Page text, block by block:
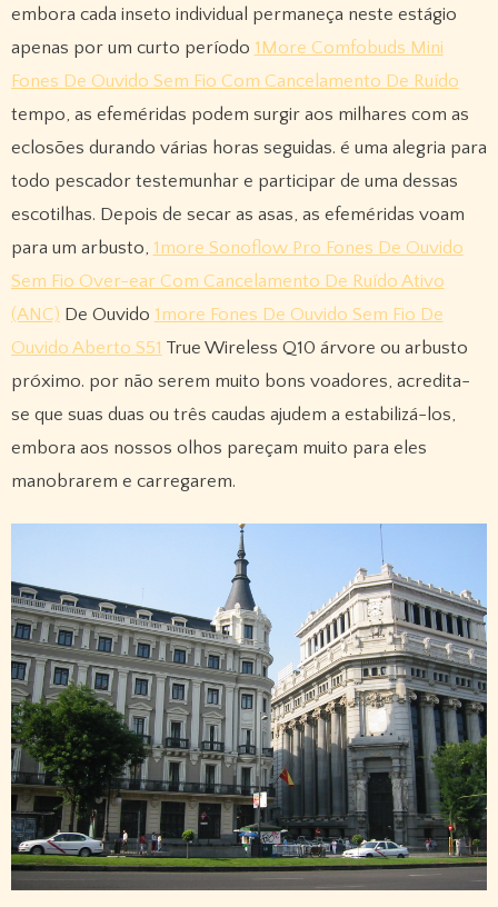
embora cada inseto individual permaneça neste estágio
apenas por um curto período 1More Comfobuds Mini
Fones De Ouvido Sem Fio Com Cancelamento De Ruído
tempo, as efeméridas podem surgir aos milhares com as
eclosões durando várias horas seguidas. é uma alegria para
todo pescador testemunhar e participar de uma dessas
escotilhas. Depois de secar as asas, as efeméridas voam
para um arbusto, 1more Sonoflow Pro Fones De Ouvido
Sem Fio Over-ear Com Cancelamento De Ruído Ativo
(ANC) De Ouvido 1more Fones De Ouvido Sem Fio De
Ouvido Aberto S51 True Wireless Q10 árvore ou arbusto
próximo. por não serem muito bons voadores, acredita-
se que suas duas ou três caudas ajudem a estabilizá-los,
embora aos nossos olhos pareçam muito para eles
manobrarem e carregarem.